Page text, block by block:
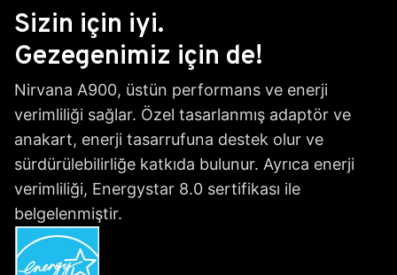
Sizin için iyi.
Gezegenimiz için de!
Nirvana A900, üstün performans ve enerji
verimliliği sağlar. Özel tasarlanmış adaptör ve
anakart, enerji tasarrufuna destek olur ve
sürdürülebilirliğe katkıda bulunur. Ayrıca enerji
verimliliği, Energystar 8.0 sertifikası ile
belgelenmiştir.